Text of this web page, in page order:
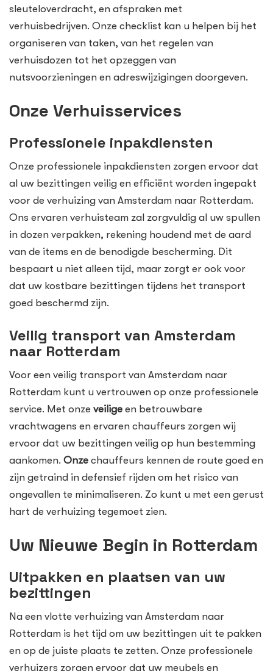
sleuteloverdracht, en afspraken met
verhuisbedrijven. Onze checklist kan u helpen bij het
organiseren van taken, van het regelen van
verhuisdozen tot het opzeggen van
nutsvoorzieningen en adreswijzigingen doorgeven.
Onze Verhuisservices
Professionele inpakdiensten
Onze professionele inpakdiensten zorgen ervoor dat
al uw bezittingen veilig en efficiënt worden ingepakt
voor de verhuizing van Amsterdam naar Rotterdam.
Ons ervaren verhuisteam zal zorgvuldig al uw spullen
in dozen verpakken, rekening houdend met de aard
van de items en de benodigde bescherming. Dit
bespaart u niet alleen tijd, maar zorgt er ook voor
dat uw kostbare bezittingen tijdens het transport
goed beschermd zijn.
Veilig transport van Amsterdam
naar Rotterdam
Voor een veilig transport van Amsterdam naar
Rotterdam kunt u vertrouwen op onze professionele
service. Met onze veilige en betrouwbare
vrachtwagens en ervaren chauffeurs zorgen wij
ervoor dat uw bezittingen veilig op hun bestemming
aankomen. Onze chauffeurs kennen de route goed en
zijn getraind in defensief rijden om het risico van
ongevallen te minimaliseren. Zo kunt u met een gerust
hart de verhuizing tegemoet zien.
Uw Nieuwe Begin in Rotterdam
Uitpakken en plaatsen van uw
bezittingen
Na een vlotte verhuizing van Amsterdam naar
Rotterdam is het tijd om uw bezittingen uit te pakken
en op de juiste plaats te zetten. Onze professionele
verhuizers zorgen ervoor dat uw meubels en